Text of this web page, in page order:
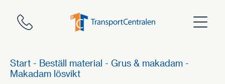
Skip
Start - Beställ material - Grus & makadam -
Makadam lösvikt